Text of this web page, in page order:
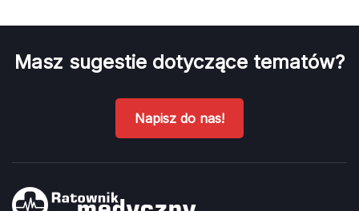
Masz sugestie dotyczące tematów?
Napisz do nas!